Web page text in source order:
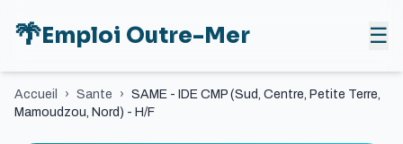
🌴Emploi Outre-Mer ☰
Accueil › Sante › SAME - IDE CMP (Sud, Centre, Petite Terre,
Mamoudzou, Nord) - H/F